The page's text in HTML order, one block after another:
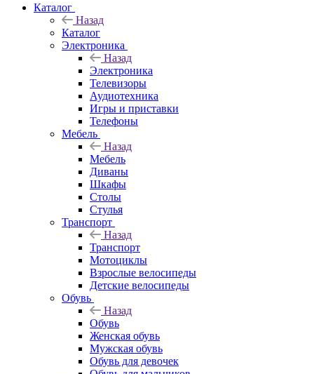
Каталог
Назад
Каталог
Электроника
Назад
Электроника
Телевизоры
Аудиотехника
Игры и приставки
Телефоны
Мебель
Назад
Мебель
Диваны
Шкафы
Столы
Стулья
Транспорт
Назад
Транспорт
Мотоциклы
Взрослые велосипеды
Детские велосипеды
Обувь
Назад
Обувь
Женская обувь
Мужская обувь
Обувь для девочек